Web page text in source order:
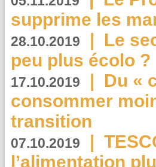
supprime les
28.10.2019 | Le
peu plus écolo ?
17.10.2019 | Du «
consommer
transition
07.10.2019 |
l’alimentation